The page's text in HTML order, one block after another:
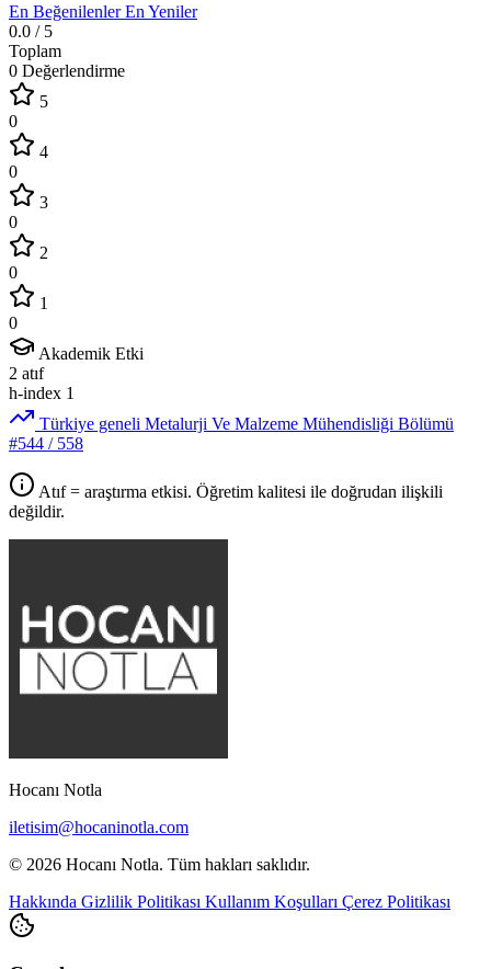
En BeğenilenlerEn Yeniler
0.0 / 5
Toplam
0 Değerlendirme
5
0
4
0
3
0
2
0
1
0
Akademik Etki
2 atıf
h-index 1
Türkiye geneli Metalurji Ve Malzeme Mühendisliği Bölümü
#544 / 558
Atıf = araştırma etkisi. Öğretim kalitesi ile doğrudan ilişkili
değildir.
Hocanı Notla
iletisim@hocaninotla.com
© 2026 Hocanı Notla. Tüm hakları saklıdır.
Hakkında Gizlilik Politikası Kullanım Koşulları Çerez Politikası